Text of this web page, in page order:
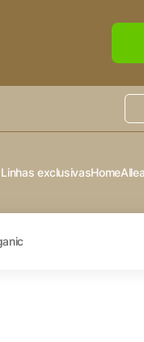
Linhas exclusivasHome